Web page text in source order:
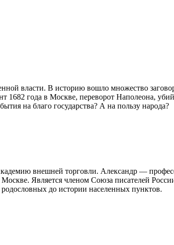
власти. В историю вошло множество
года в Москве, переворот Наполеона,
на благо государства? А на пользу народа?
внешней торговли. Александр —
Является членом Союза писателей
до истории населенных пунктов.